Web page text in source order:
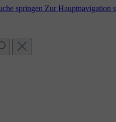
springen Zur Hauptnavigation